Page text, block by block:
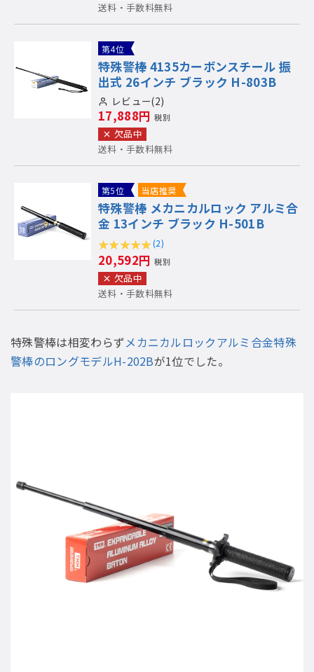
送料・手数料無料
第4位
特殊警棒 4135カーボンスチール 振
出式 26インチ ブラック H-803B
レビュー(2)
17,888円 税別
欠品中
送料・手数料無料
第5位 当店推奨
特殊警棒 メカニカルロック アルミ合
金 13インチ ブラック H-501B
(2)
20,592円 税別
欠品中
送料・手数料無料
特殊警棒は相変わらずメカニカルロックアルミ合金特殊
警棒のロングモデルH-202Bが1位でした。